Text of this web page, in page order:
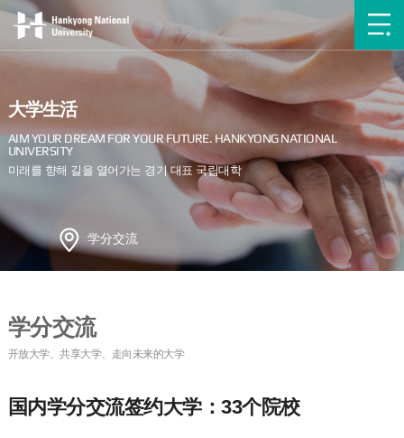
大学生活
学分交流
学分交流
国内学分交流签约大学：33个院校